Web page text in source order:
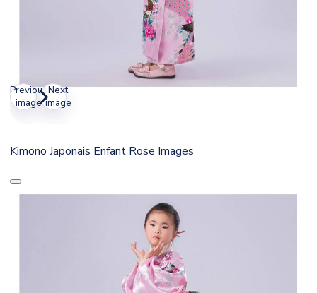
Previous
image
Next
image
Kimono Japonais Enfant Rose Images